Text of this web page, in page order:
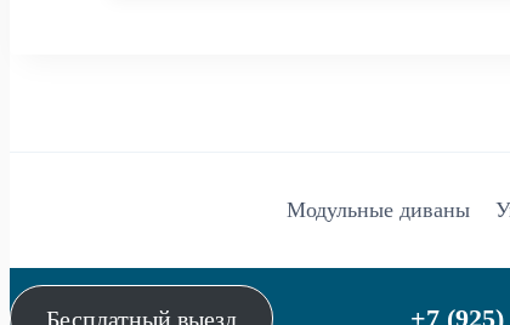
Модульные диваны
Бесплатный выезд +7